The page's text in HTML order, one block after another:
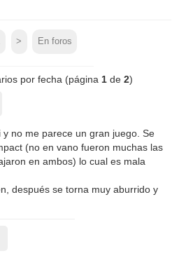
> En foros
por fecha (página 1de 2)
no me parece un gran juego. Se
(no en vano fueron muchas las
en ambos) lo cual es mala
después se torna muy aburrido y